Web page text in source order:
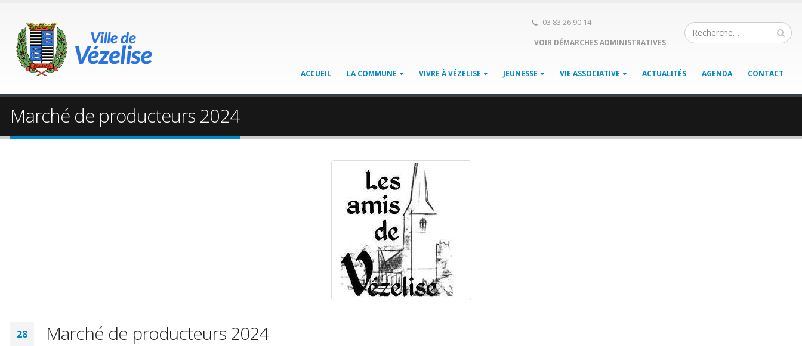
03 83 26 90 14
VOIR DÉMARCHES ADMINISTRATIVES
ACCUEIL LA COMMUNE VIVRE À VÉZELISE JEUNESSE VIE ASSOCIATIVE ACTUALITÉS AGENDA CONTACT
Marché de producteurs 2024
28 Marché de producteurs 2024